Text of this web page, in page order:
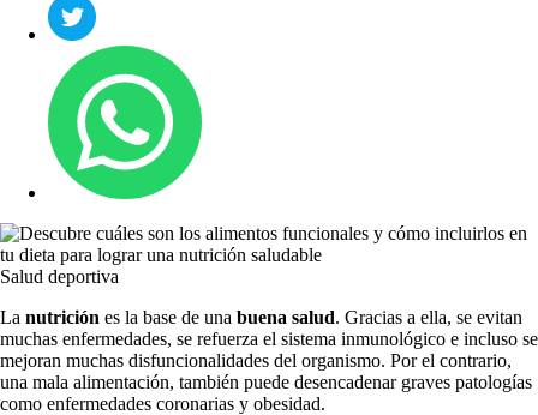
Salud deportiva
La nutrición es la base de una buena salud. Gracias a ella, se evitan
muchas enfermedades, se refuerza el sistema inmunológico e incluso se
mejoran muchas disfuncionalidades del organismo. Por el contrario,
una mala alimentación, también puede desencadenar graves patologías
como enfermedades coronarias y obesidad.